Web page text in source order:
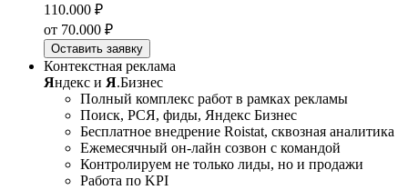
110.000 ₽
от 70.000 ₽
Оставить заявку
Контекстная реклама
Яндекс и Я.Бизнес
Полный комплекс работ в рамках рекламы
Поиск, РСЯ, фиды, Яндекс Бизнес
Бесплатное внедрение Roistat, сквозная аналитика
Ежемесячный он-лайн созвон с командой
Контролируем не только лиды, но и продажи
Работа по KPI